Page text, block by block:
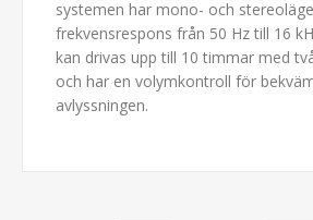
systemen har mono- och
frekvensrespons från 50 Hz till 16
kan drivas upp till 10 timmar med
och har en volymkontroll för
avlyssningen.